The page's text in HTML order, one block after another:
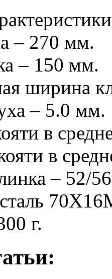
– 270 мм.
– 150 мм.
ширина
– 5.0 мм.
в
в
– 52/
г.